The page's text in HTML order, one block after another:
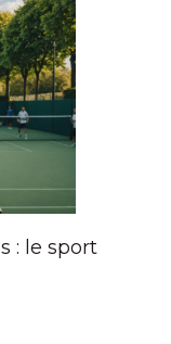
: le sport